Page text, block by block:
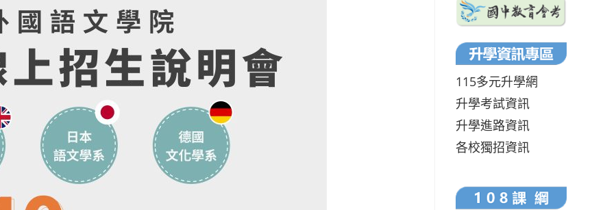
115多元升學網
升學考試資訊
升學進路資訊
各校獨招資訊